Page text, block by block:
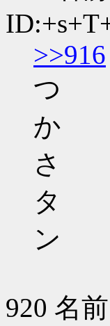
>>916
つ
か
さ
タ
ン
920 名前